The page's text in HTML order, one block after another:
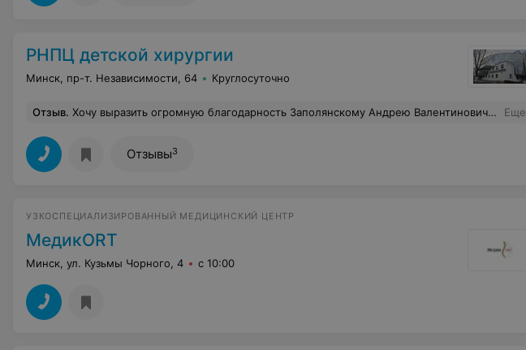
РНПЦ детской хирургии
Минск, пр-т. Независимости, 64 Круглосуточно
Отзыв. Хочу выразить огромную благодарность Заполянскому Андрею Валентиновичу, который оперировал мою внучку. Нашей девочке на момент операции было 2,5 года, у нее была тяжелая форма пневмонии, осложненная пневмотораксом и гангреной, половина правого легкого была разрушена без возможности восстановления, даже с помощью дренажа в течение недели не удавалось убрать жидкость из легких. После операции по очистке легкого, которую проводил Андрей Валентинович, девочка стала возвращаться к жизни. Уже через три недели ее выписали домой! Впереди еще долгий процесс выздоровления, но врачи, наблюдающие нашу девочку, говорят, что у нее все шансы на восстановление и дальнейшую полноценную жизнь, в том числе благодаря профессиональной работе хирурга. Большое Вам спасибо!!! Еще
Отзывы3
УЗКОСПЕЦИАЛИЗИРОВАННЫЙ МЕДИЦИНСКИЙ ЦЕНТР
МедикORT
Минск, ул. Кузьмы Чорного, 4 с 10:00